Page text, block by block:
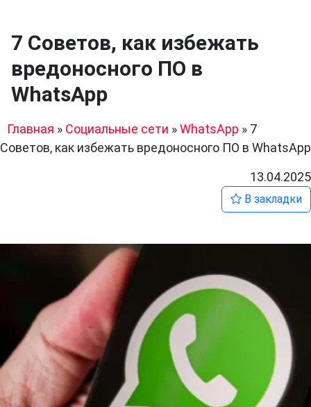
7 Советов, как избежать
вредоносного ПО в
WhatsApp
Главная » Социальные сети »WhatsApp » 7
Советов, как избежать вредоносного ПО в WhatsApp
13.04.2025
В закладки